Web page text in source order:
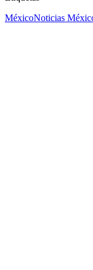
MéxicoNoticias